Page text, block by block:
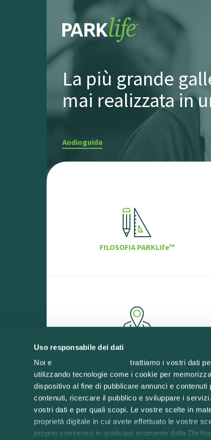
Uso responsabile dei dati
Noi e
trattiamo i vostri dati
utilizzando tecnologie come i cookie per
dispositivo al fine di pubblicare annunci e
contenuti, ricercare il pubblico e sviluppare i
vostri dati e per quali scopi. Le vostre scelte in
proprietà digitale in cui avete effettuato le vostre
proprio consenso in qualsiasi momento dalla
La più grande
mai realizzata in
Audioguida
FILOSOFIA PARKLife™